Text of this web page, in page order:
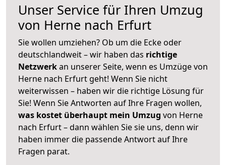
Unser Service für Ihren Umzug
von Herne nach Erfurt
Sie wollen umziehen? Ob um die Ecke oder
deutschlandweit – wir haben das richtige
Netzwerkan unserer Seite, wenn es Umzüge von
Herne nach Erfurt geht! Wenn Sie nicht
weiterwissen – haben wir die richtige Lösung für
Sie! Wenn Sie Antworten auf Ihre Fragen wollen,
was kostet überhaupt mein Umzug von Herne
nach Erfurt – dann wählen Sie sie uns, denn wir
haben immer die passende Antwort auf Ihre
Fragen parat.